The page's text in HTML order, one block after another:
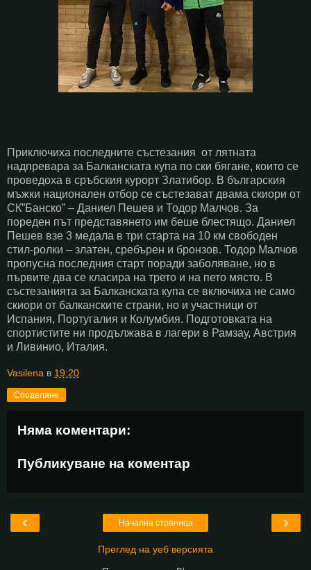
Приключиха последните състезания от лятната
надпревара за Балканската купа по ски бягане, които се
проведоха в сръбския курорт Златибор. В българския
мъжки национален отбор се състезават двама скиори от
СК”Банско” – Даниел Пешев и Тодор Малчов. За
пореден път представянето им беше блестящо. Даниел
Пешев взе 3 медала в три старта на 10 км свободен
стил-ролки – златен, сребърен и бронзов. Тодор Малчов
пропусна последния старт поради заболяване, но в
първите два се класира на трето и на пето място. В
състезанията за Балканската купа се включиха не само
скиори от балканските страни, но и участници от
Испания, Португалия и Колумбия. Подготовката на
спортистите ни продължава в лагери в Рамзау, Австрия
и Ливинио, Италия.
Vasilena в 19:20
Споделяне
Няма коментари:
Публикуване на коментар
‹ ›
Начална страница
Преглед на уеб версията